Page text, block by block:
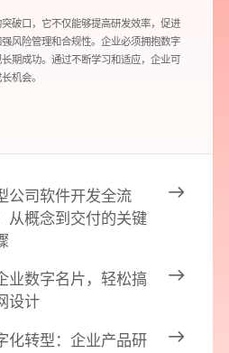
破口，它不仅能够提高研发效率，促进
风险管理和合规性。企业必须拥抱数字
期成功。通过不断学习和适应，企业可
机会。
公司软件开发全流
从概念到交付的关键
业数字名片，轻松搞
设计
化转型：企业产品研